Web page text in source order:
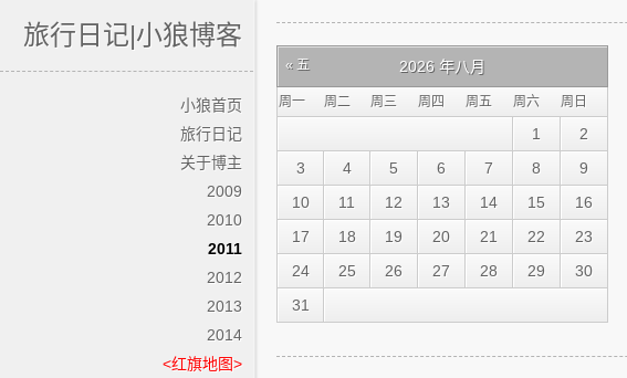
旅行日记|小狼博客
小狼首页
旅行日记
关于博主
2009
2010
2011
2012
2013
2014
<红旗地图>
2026 年八月
周一 周二 周三 周四 周五 周六 周日
« 五
1
2
3
4 5 6 7 8
9
10
11 12 13 14 15
16
17
18 19 20 21 22
23
24
25 26 27 28 29
30
31